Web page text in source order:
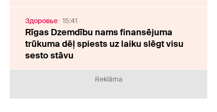
Здоровье 15:41
Rīgas Dzemdību nams finansējuma
trūkuma dēļ spiests uz laiku slēgt visu
sesto stāvu
Reklāma